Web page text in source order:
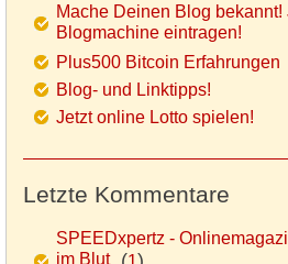
Mache Deinen Blog bekannt!
Blogmachine eintragen!
Plus500 Bitcoin Erfahrungen
Blog- und Linktipps!
Jetzt online Lotto spielen!
Letzte Kommentare
SPEEDxpertz -